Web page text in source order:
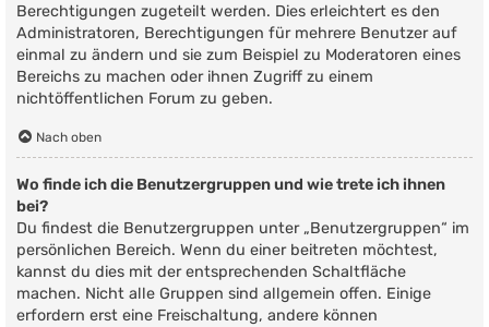
Berechtigungen zugeteilt werden. Dies erleichtert es den
Administratoren, Berechtigungen für mehrere Benutzer auf
einmal zu ändern und sie zum Beispiel zu Moderatoren eines
Bereichs zu machen oder ihnen Zugriff zu einem
nichtöffentlichen Forum zu geben.
Nach oben
Wo finde ich die Benutzergruppen und wie trete ich ihnen
bei?
Du findest die Benutzergruppen unter „Benutzergruppen“ im
persönlichen Bereich. Wenn du einer beitreten möchtest,
kannst du dies mit der entsprechenden Schaltfläche
machen. Nicht alle Gruppen sind allgemein offen. Einige
erfordern erst eine Freischaltung, andere können